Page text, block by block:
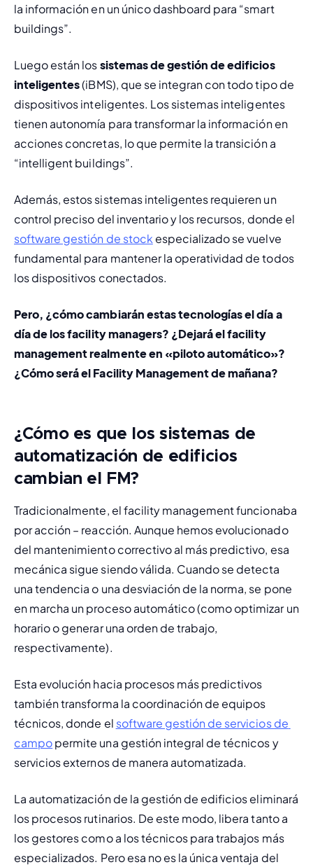
la información en un único dashboard para “smart
buildings”.
Luego están los sistemas de gestión de edificios
inteligentes (iBMS), que se integran con todo tipo de
dispositivos inteligentes. Los sistemas inteligentes
tienen autonomía para transformar la información en
acciones concretas, lo que permite la transición a
“intelligent buildings”.
Además, estos sistemas inteligentes requieren un
software gestión de stock especializado se vuelve
fundamental para mantener la operatividad de todos
los dispositivos conectados.
Pero, ¿cómo cambiarán estas tecnologías el día a
día de los facility managers? ¿Dejará el facility
management realmente en «piloto automático»?
¿Cómo será el Facility Management de mañana?
¿Cómo es que los sistemas de
automatización de edificios
cambian el FM?
Tradicionalmente, el facility management funcionaba
por acción – reacción. Aunque hemos evolucionado
del mantenimiento correctivo al más predictivo, esa
mecánica sigue siendo válida. Cuando se detecta
una tendencia o una desviación de la norma, se pone
en marcha un proceso automático (como optimizar un
horario o generar una orden de trabajo,
respectivamente).
Esta evolución hacia procesos más predictivos
también transforma la coordinación de equipos
técnicos, donde el software gestión de servicios de
campo permite una gestión integral de técnicos y
servicios externos de manera automatizada.
La automatización de la gestión de edificios eliminará
los procesos rutinarios. De este modo, libera tanto a
los gestores como a los técnicos para trabajos más
especializados. Pero esa no es la única ventaja del